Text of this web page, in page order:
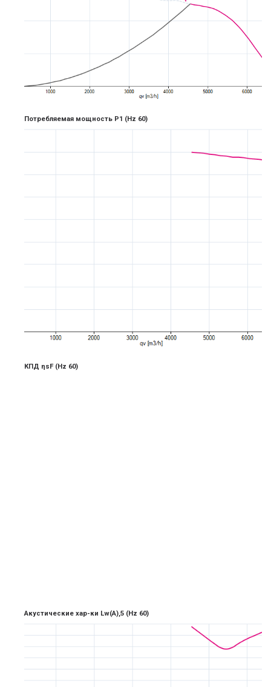
Потребляемая мощность P1 (Hz 60)
КПД ηsF (Hz 60)
Акустические хар-ки Lw(A),5 (Hz 60)